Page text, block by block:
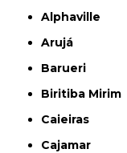
Alphaville
Arujá
Barueri
Biritiba Mirim
Caieiras
Cajamar